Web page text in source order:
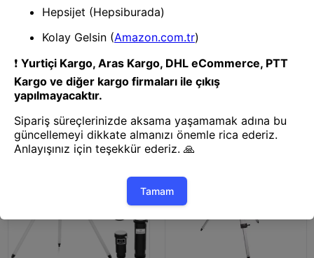
F900x60 Gökbilimsel Uzay
Teleskopu
-güçlü Az 30070 Hd
Profesyonel Astronomik
Teleskop